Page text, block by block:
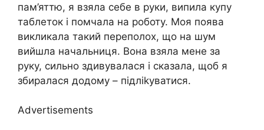
пам’яттю, я взяла себе в руки, випила купу
таблеток і помчала на роботу. Моя поява
викликала такий переполох, що на шум
вийшла начальниця. Вона взяла мене за
руку, сильно здивувалася і сказала, щоб я
збиралася додому – підліkуватися.
Advertisements